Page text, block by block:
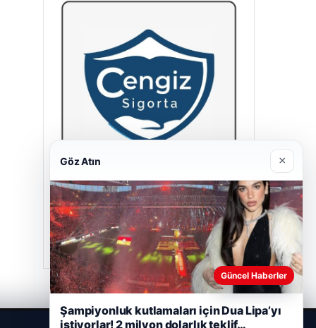
Cengiz Sigorta
23/06/2026
Göz Atın ×
Güncel Haberler
Şampiyonluk kutlamaları için Dua Lipa’yı
istiyorlar! 2 milyon dolarlık teklif…